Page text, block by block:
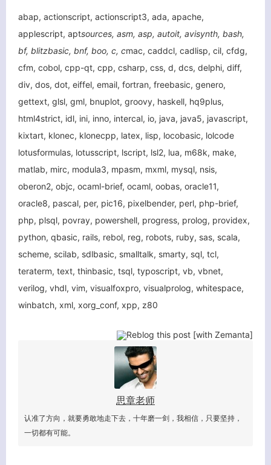
abap, actionscript, actionscript3, ada, apache,
applescript, aptsources, asm, asp, autoit, avisynth, bash,
bf, blitzbasic, bnf, boo, c, cmac, caddcl, cadlisp, cil, cfdg,
cfm, cobol, cpp-qt, cpp, csharp, css, d, dcs, delphi, diff,
div, dos, dot, eiffel, email, fortran, freebasic, genero,
gettext, glsl, gml, bnuplot, groovy, haskell, hq9plus,
html4strict, idl, ini, inno, intercal, io, java, java5, javascript,
kixtart, klonec, klonecpp, latex, lisp, locobasic, lolcode
lotusformulas, lotusscript, lscript, lsl2, lua, m68k, make,
matlab, mirc, modula3, mpasm, mxml, mysql, nsis,
oberon2, objc, ocaml-brief, ocaml, oobas, oracle11,
oracle8, pascal, per, pic16, pixelbender, perl, php-brief,
php, plsql, povray, powershell, progress, prolog, providex,
python, qbasic, rails, rebol, reg, robots, ruby, sas, scala,
scheme, scilab, sdlbasic, smalltalk, smarty, sql, tcl,
teraterm, text, thinbasic, tsql, typoscript, vb, vbnet,
verilog, vhdl, vim, visualfoxpro, visualprolog, whitespace,
winbatch, xml, xorg_conf, xpp, z80
思章老师
认准了方向，就要勇敢地走下去，十年磨一剑，我相信，只要坚持，
一切都有可能。
关闭弹窗